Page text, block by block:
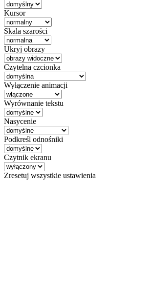
Kursor
Skala szarości
Ukryj obrazy
Czytelna czcionka
Wyłączenie animacji
Wyrównanie tekstu
Nasycenie
Podkreśl odnośniki
Czytnik ekranu
Zresetuj wszystkie ustawienia